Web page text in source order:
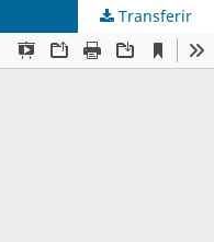
Transferir